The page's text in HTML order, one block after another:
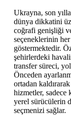
Ukrayna, son
dünya dikkatini
coğrafi genişliği
seçeneklerinin her
göstermektedir.
şehirlerdeki
transfer süreci,
Önceden
ortadan
hizmetler, sadece
yerel sürücülerin
seçmenizi sağlar.